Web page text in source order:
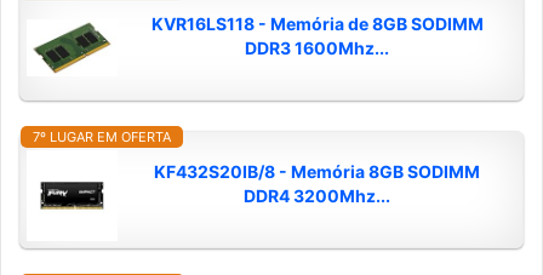
KVR16LS118 - Memória de 8GB SODIMM
DDR3 1600Mhz...
7º LUGAR EM OFERTA
KF432S20IB/8 - Memória 8GB SODIMM
DDR4 3200Mhz...